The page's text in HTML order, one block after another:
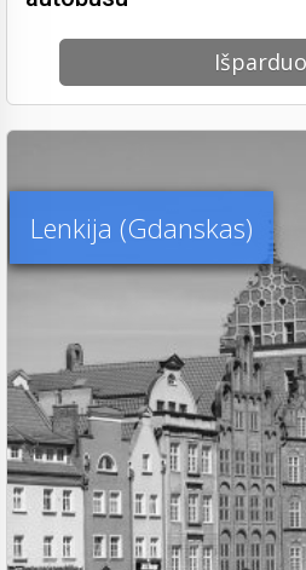
Lenkija (Gdanskas)